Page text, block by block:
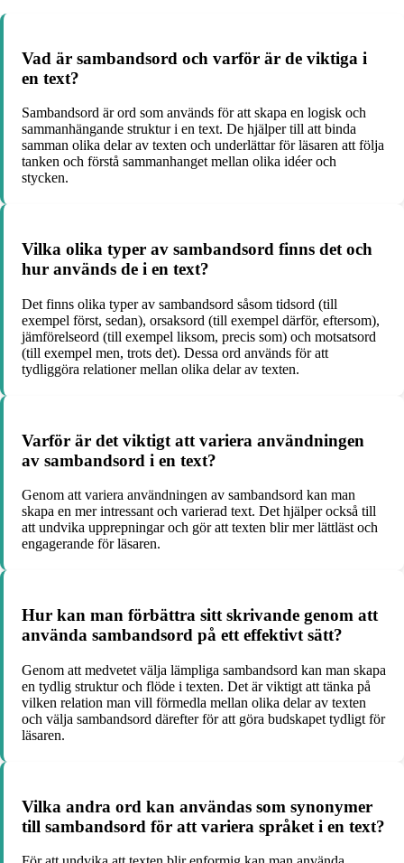
Vad är sambandsord och varför är de viktiga i
en text?
Sambandsord är ord som används för att skapa en logisk och
sammanhängande struktur i en text. De hjälper till att binda
samman olika delar av texten och underlättar för läsaren att följa
tanken och förstå sammanhanget mellan olika idéer och
stycken.
Vilka olika typer av sambandsord finns det och
hur används de i en text?
Det finns olika typer av sambandsord såsom tidsord (till
exempel först, sedan), orsaksord (till exempel därför, eftersom),
jämförelseord (till exempel liksom, precis som) och motsatsord
(till exempel men, trots det). Dessa ord används för att
tydliggöra relationer mellan olika delar av texten.
Varför är det viktigt att variera användningen
av sambandsord i en text?
Genom att variera användningen av sambandsord kan man
skapa en mer intressant och varierad text. Det hjälper också till
att undvika upprepningar och gör att texten blir mer lättläst och
engagerande för läsaren.
Hur kan man förbättra sitt skrivande genom att
använda sambandsord på ett effektivt sätt?
Genom att medvetet välja lämpliga sambandsord kan man skapa
en tydlig struktur och flöde i texten. Det är viktigt att tänka på
vilken relation man vill förmedla mellan olika delar av texten
och välja sambandsord därefter för att göra budskapet tydligt för
läsaren.
Vilka andra ord kan användas som synonymer
till sambandsord för att variera språket i en text?